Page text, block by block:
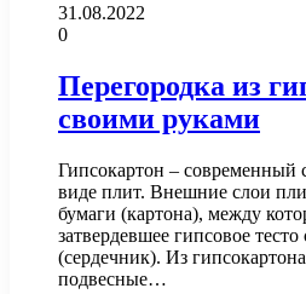
31.08.2022
0
Перегородка из
своими руками
Гипсокартон – современный
виде плит. Внешние слои
бумаги (картона), между
затвердевшее гипсовое
(сердечник). Из
подвесные…